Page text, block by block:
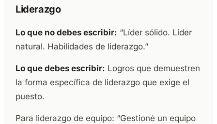
Liderazgo
Lo que no debes escribir: “Líder sólido. Líder
natural. Habilidades de liderazgo.”
Lo que debes escribir: Logros que demuestren
la forma específica de liderazgo que exige el
puesto.
Para liderazgo de equipo: “Gestioné un equipo